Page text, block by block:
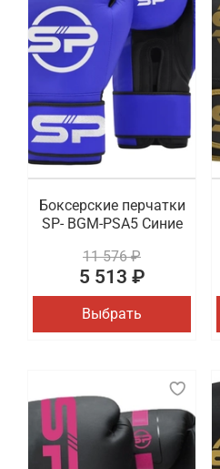
Боксерские перчатки
SP- BGM-PSA5 Синие
11 576 ₽
5 513 ₽
Выбрать